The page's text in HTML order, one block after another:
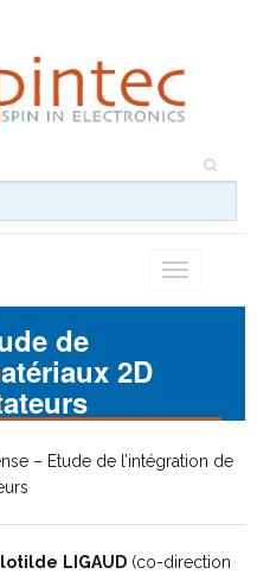
Toggle
de
2D
– Etude de l’intégration de
LIGAUD(co-direction